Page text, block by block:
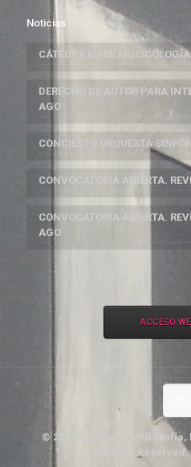
Noticias
CÁTEDRA LIBRE
DERECHO DE AUTOR PARA
AGO
CONCIERTO ORQUESTA
CONVOCATORIA ABIERTA.
CONVOCATORIA ABIERTA.
AGO
ACCESO
© 2026 Facultad de Filosofía,
Rights Reserved.